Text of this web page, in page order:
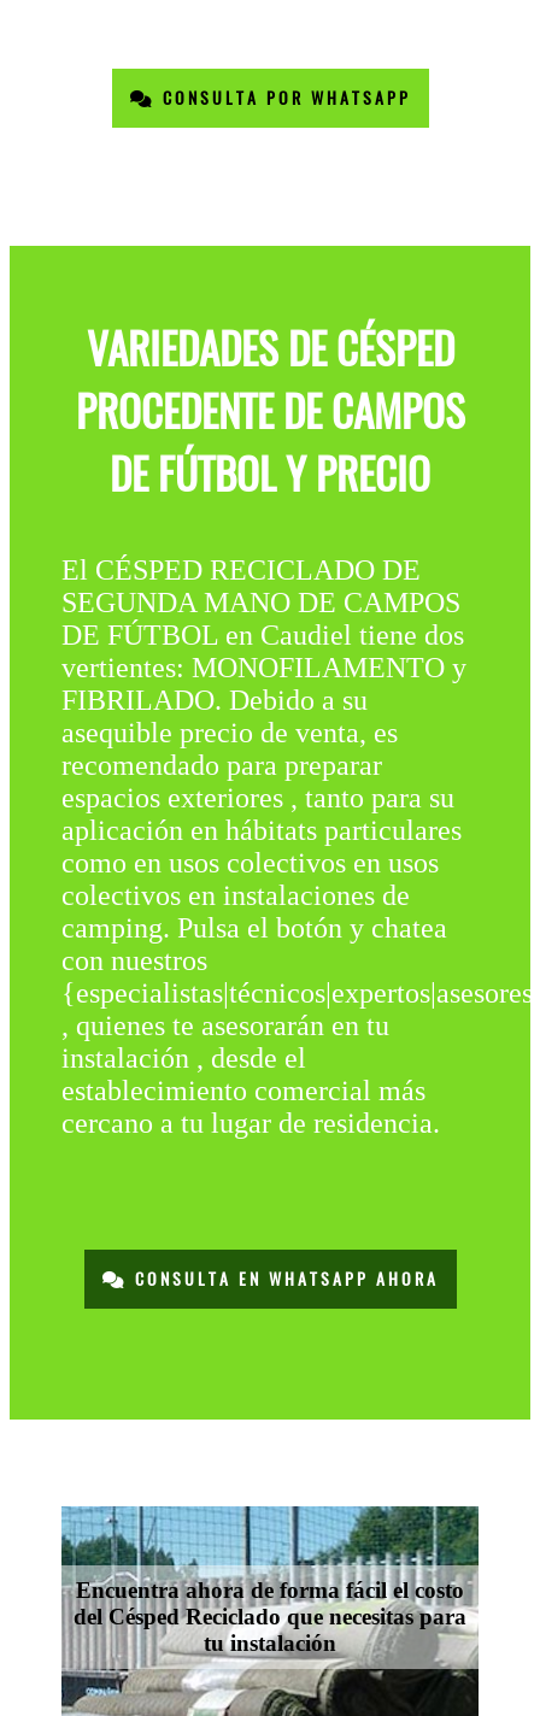
CONSULTA POR WHATSAPP
VARIEDADES DE CÉSPED
PROCEDENTE DE CAMPOS
DE FÚTBOL Y PRECIO
El CÉSPED RECICLADO DE
SEGUNDA MANO DE CAMPOS
DE FÚTBOL en Caudiel tiene dos
vertientes: MONOFILAMENTO y
FIBRILADO. Debido a su
asequible precio de venta, es
recomendado para preparar
espacios exteriores , tanto para su
aplicación en hábitats particulares
como en usos colectivos en usos
colectivos en instalaciones de
camping. Pulsa el botón y chatea
con nuestros
{especialistas|técnicos|expertos|asesores
, quienes te asesorarán en tu
instalación , desde el
establecimiento comercial más
cercano a tu lugar de residencia.
CONSULTA EN WHATSAPP AHORA
Encuentra ahora de forma fácil el costo
del Césped Reciclado que necesitas para
tu instalación